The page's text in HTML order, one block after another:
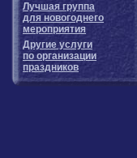
Лучшая группа
для новогоднего
мероприятия
Другие услуги
по организации
праздников